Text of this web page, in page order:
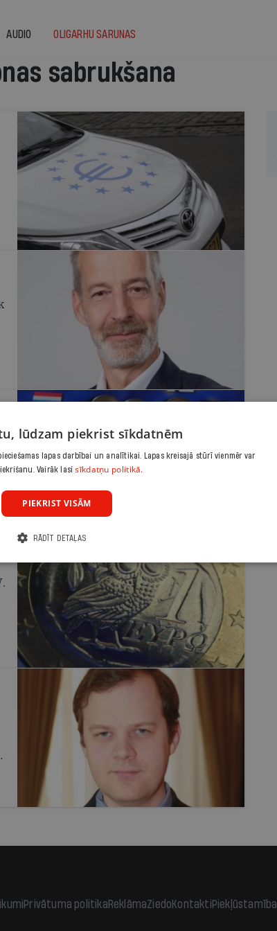
AUDIO OLIGARHU SARUNAS
sabrukšana
Privātuma politikaReklāmaZiedoKontaktiPiekļūstamība
lūdzam piekrist sīkdatnēm
lapas darbībai un analītikai. Lapas kreisajā stūrī vienmēr var
Vairāk lasisīkdatņu politikā.
PIEKRIST VISĀM
RĀDĪT DETAĻAS